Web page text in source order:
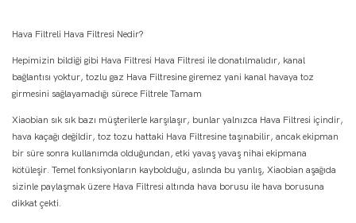
Hava Filtreli Hava Filtresi Nedir?
Hepimizin bildiği gibi Hava Filtresi Hava Filtresi ile donatılmalıdır, kanal
bağlantısı yoktur, tozlu gaz Hava Filtresine giremez yani kanal havaya toz
girmesini sağlayamadığı sürece Filtrele Tamam
Xiaobian sık sık bazı müşterilerle karşılaşır, bunlar yalnızca Hava Filtresi içindir,
hava kaçağı değildir, toz tozu hattaki Hava Filtresine taşınabilir, ancak ekipman
bir süre sonra kullanımda olduğundan, etki yavaş yavaş nihai ekipmana
kötüleşir. Temel fonksiyonların kaybolduğu, aslında bu yanlış, Xiaobian aşağıda
sizinle paylaşmak üzere Hava Filtresi altında hava borusu ile hava borusuna
dikkat çekti.